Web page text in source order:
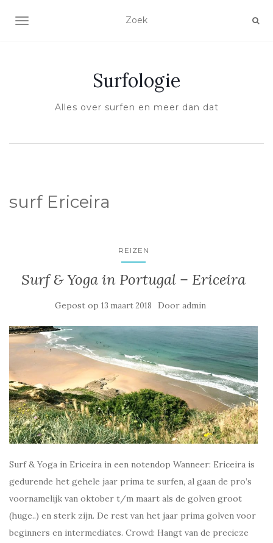
SCHAKEL NAVIGATIE
Surfologie
Alles over surfen en meer dan dat
surf Ericeira
REIZEN
Surf & Yoga in Portugal – Ericeira
Gepost op 13 maart 2018 Door admin
Surf & Yoga in Ericeira in een notendop Wanneer: Ericeira is
gedurende het gehele jaar prima te surfen, al gaan de pro’s
voornamelijk van oktober t/m maart als de golven groot
(huge..) en sterk zijn. De rest van het jaar prima golven voor
beginners en intermediates. Crowd: Hangt van de precieze